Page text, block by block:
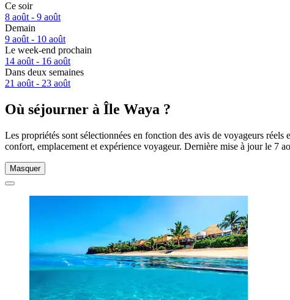
Ce soir
8 août - 9 août
Demain
9 août - 10 août
Le week-end prochain
14 août - 16 août
Dans deux semaines
21 août - 23 août
Où séjourner à Île Waya ?
Les propriétés sont sélectionnées en fonction des avis de voyageurs
confort, emplacement et expérience voyageur. Dernière mise à jour le 7
Masquer